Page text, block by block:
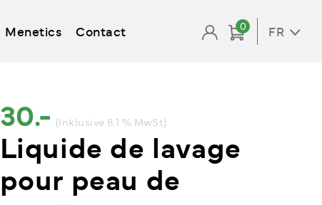
Menetics Contact 0 FR
30.- (Inklusive 8.1 % MwSt)
Liquide de lavage
pour peau de